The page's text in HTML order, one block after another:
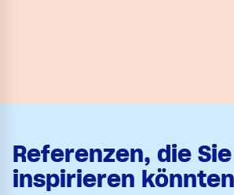
Referenzen, die Sie
inspirieren könnten